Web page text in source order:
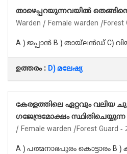
താഴെപ്പറയുന്നവയിൽ
Warden / Female warden /Forest
A ) ജപ്പാൻ B ) തായ്‌ലൻഡ് C)
ഉത്തരം : D) മലേഷ്യ
കേരളത്തിലെ ഏറ്റവും വലിയ
ഗജേന്ദ്രമോക്ഷം സ്ഥിതിചെയ്യുന്ന
/ Female warden /Forest Guard -
A ) പത്മനാഭപുരം കൊട്ടാരം B )